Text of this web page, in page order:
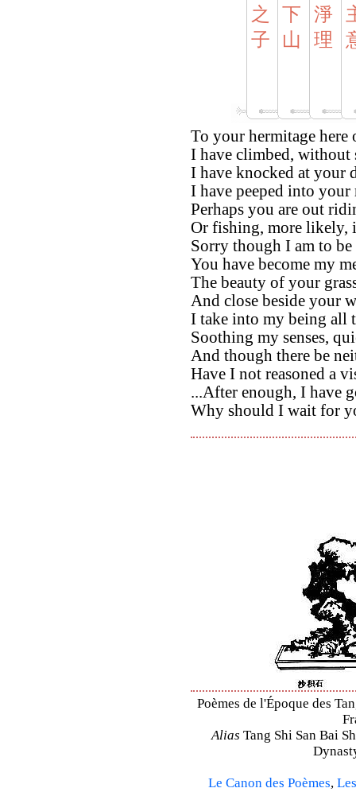
之
子
下
山
淨
理
To your hermitage
I have climbed, without
I have knocked at your
I have peeped into your
Perhaps you are out
Or fishing, more likely,
Sorry though I am to
You have become my
The beauty of your
And close beside your
I take into my being all
Soothing my senses,
And though there be
Have I not reasoned a
...After enough, I have
Why should I wait for
Poèmes de l'Époque des
Alias Tang Shi San Bai
Le Canon des Poèmes,